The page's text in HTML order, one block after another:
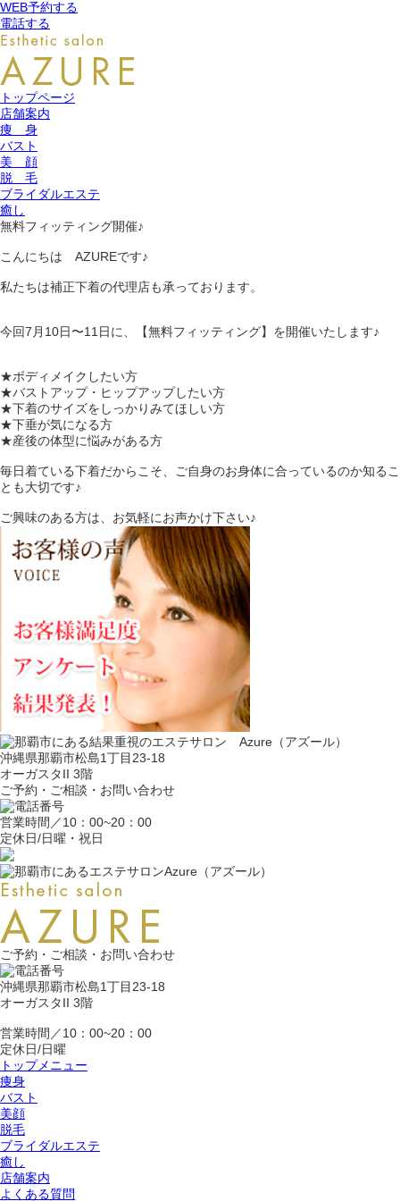
WEB予約する
電話する
トップページ
店舗案内
痩 身
バスト
美 顔
脱 毛
ブライダルエステ
癒し
無料フィッティング開催♪
こんにちは AZUREです♪
私たちは補正下着の代理店も承っております。
今回7月10日〜11日に、【無料フィッティング】を開催いたします♪
★ボディメイクしたい方
★バストアップ・ヒップアップしたい方
★下着のサイズをしっかりみてほしい方
★下垂が気になる方
★産後の体型に悩みがある方
毎日着ている下着だからこそ、ご自身のお身体に合っているのか知るこ
とも大切です♪
ご興味のある方は、お気軽にお声かけ下さい♪
沖縄県那覇市松島1丁目23-18
オーガスタII 3階
ご予約・ご相談・お問い合わせ
営業時間／10：00~20：00
定休日/日曜・祝日
ご予約・ご相談・お問い合わせ
沖縄県那覇市松島1丁目23-18
オーガスタII 3階
営業時間／10：00~20：00
定休日/日曜
トップメニュー
痩身
バスト
美顔
脱毛
ブライダルエステ
癒し
店舗案内
よくある質問